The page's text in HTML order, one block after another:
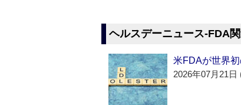
ヘルスデーニュース‐FDA関
米FDAが世界
2026年07月21日